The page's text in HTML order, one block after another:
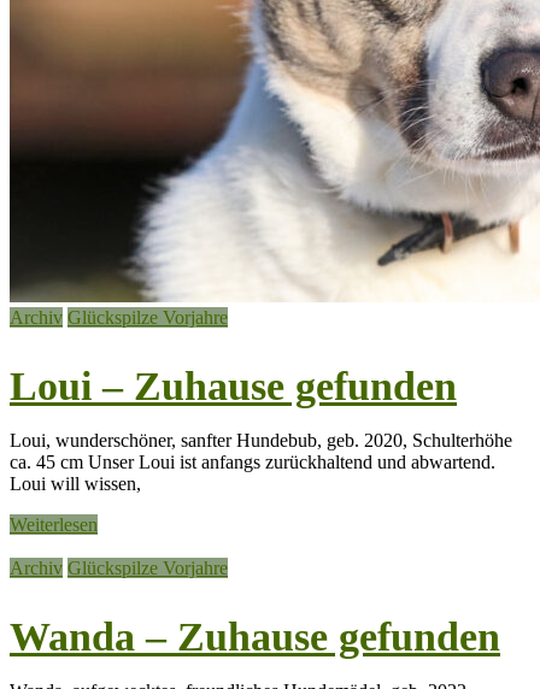
Archiv Glückspilze Vorjahre
Loui – Zuhause gefunden
Loui, wunderschöner, sanfter Hundebub, geb. 2020, Schulterhöhe
ca. 45 cm Unser Loui ist anfangs zurückhaltend und abwartend.
Loui will wissen,
Weiterlesen
Archiv Glückspilze Vorjahre
Wanda – Zuhause gefunden